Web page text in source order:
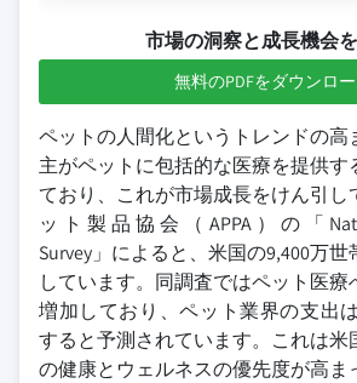
市場の洞察と成長機会
無料のPDFをダウンロ
ペットの人間化というトレンドの高
主がペットに包括的な医療を提供す
ており、これが市場成長をけん引し
ット製品協会（APPA）の「
Survey」によると、米国の9,400万
しています。同調査ではペット医療
増加しており、ペット業界の支出
すると予測されています。これは米
の健康とウェルネスの優先度が高ま